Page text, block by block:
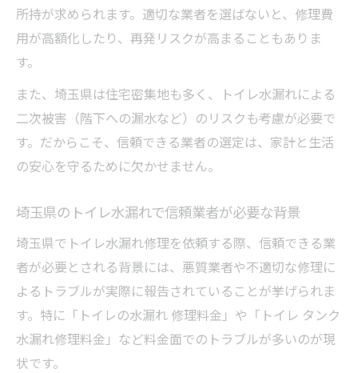
所持が求められます。適切な業者を選ばないと、修理費
用が高額化したり、再発リスクが高まることもありま
す。
また、埼玉県は住宅密集地も多く、トイレ水漏れによる
二次被害（階下への漏水など）のリスクも考慮が必要で
す。だからこそ、信頼できる業者の選定は、家計と生活
の安心を守るために欠かせません。
埼玉県のトイレ水漏れで信頼業者が必要な背景
埼玉県でトイレ水漏れ修理を依頼する際、信頼できる業
者が必要とされる背景には、悪質業者や不適切な修理に
よるトラブルが実際に報告されていることが挙げられま
す。特に「トイレの水漏れ 修理料金」や「トイレ タンク
水漏れ修理料金」など料金面でのトラブルが多いのが現
状です。